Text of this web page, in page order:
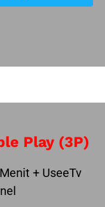
Play (3P)
+ UseeTv